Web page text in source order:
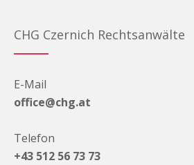
CHG Czernich Rechtsanwälte
E-Mail
office@chg.at
Telefon
+43 512 56 73 73